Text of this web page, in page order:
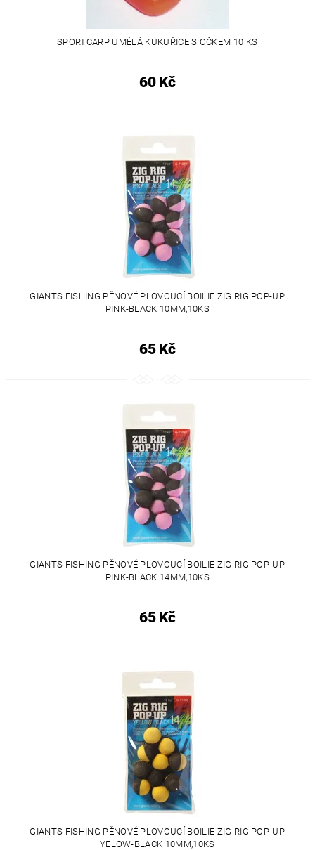
SPORTCARP UMĚLÁ KUKUŘICE S OČKEM 10 KS
60 Kč
GIANTS FISHING PĚNOVÉ PLOVOUCÍ BOILIE ZIG RIG POP-UP
PINK-BLACK 10MM,10KS
65 Kč
GIANTS FISHING PĚNOVÉ PLOVOUCÍ BOILIE ZIG RIG POP-UP
PINK-BLACK 14MM,10KS
65 Kč
GIANTS FISHING PĚNOVÉ PLOVOUCÍ BOILIE ZIG RIG POP-UP
YELOW-BLACK 10MM,10KS